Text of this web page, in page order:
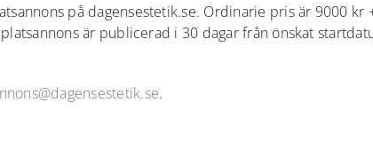
på dagensestetik.se. Ordinarie pris är 9000
är publicerad i 30 dagar från önskat
.